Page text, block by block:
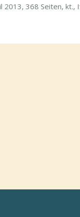
2013, 368 Seiten,